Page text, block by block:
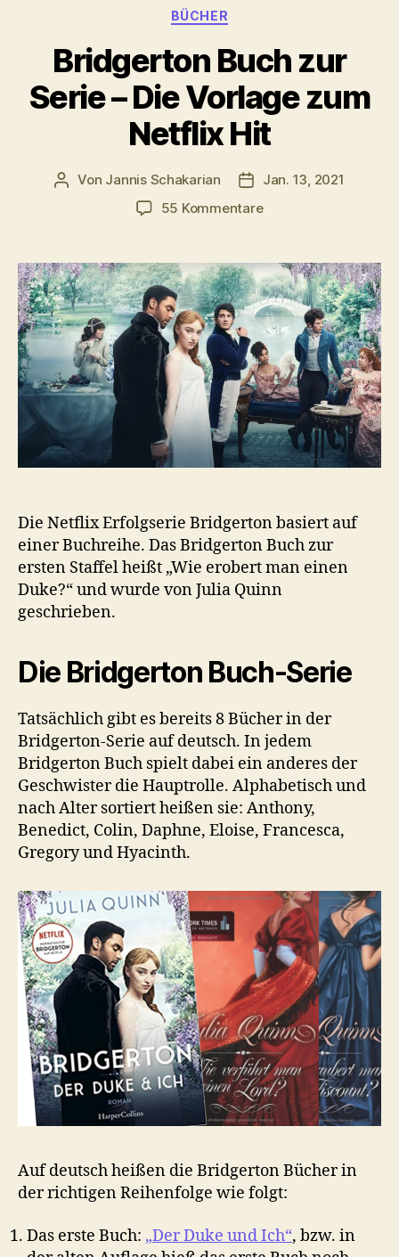
Kategorien
BÜCHER
Bridgerton Buch zur
Serie – Die Vorlage zum
Netflix Hit
Beitragsautor
Von Jannis Schakarian
Jan. 13, 2021
55 Kommentarezu
zur
Serie
–
Die
Vorlage
zum
Netflix
Hit
Die Netflix Erfolgserie Bridgerton basiert auf
einer Buchreihe. Das Bridgerton Buch zur
ersten Staffel heißt „Wie erobert man einen
Duke?“ und wurde von Julia Quinn
geschrieben.
Die Bridgerton Buch-Serie
Tatsächlich gibt es bereits 8 Bücher in der
Bridgerton-Serie auf deutsch. In jedem
Bridgerton Buch spielt dabei ein anderes der
Geschwister die Hauptrolle. Alphabetisch und
nach Alter sortiert heißen sie: Anthony,
Benedict, Colin, Daphne, Eloise, Francesca,
Gregory und Hyacinth.
Auf deutsch heißen die Bridgerton Bücher in
der richtigen Reihenfolge wie folgt:
Das erste Buch: „Der Duke und Ich“, bzw. in